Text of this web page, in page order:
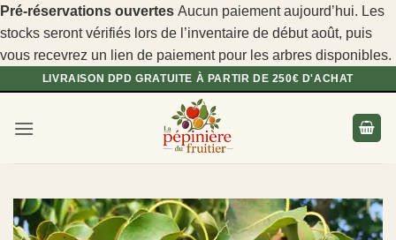
Pré-réservations ouvertes Aucun paiement aujourd’hui. Les
stocks seront vérifiés lors de l’inventaire de début août, puis
vous recevrez un lien de paiement pour les arbres disponibles.
Passer
contenu
LIVRAISON DPD GRATUITE À PARTIR DE 250€ D'ACHAT